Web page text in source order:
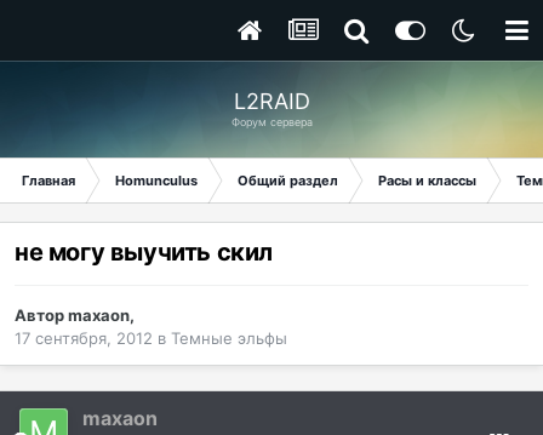
L2RAID
Форум сервера
Главная Homunculus Общий раздел Расы и классы
не могу выучить скил
Авторmaxaon,
17 сентября, 2012 в Темные эльфы
maxaon